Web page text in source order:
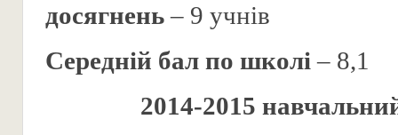
досягнень– 9 учнів
Середній бал по школі – 8,1
2014-2015